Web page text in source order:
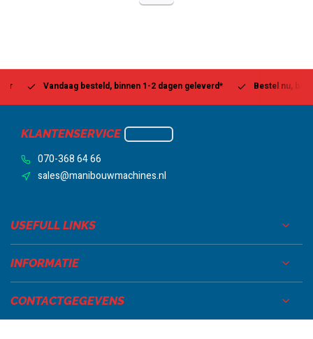
Vandaag besteld, binnen 1-2 dagen geleverd* Bestel nu, betaal
KLANTENSERVICE
070-368 64 66
sales@manibouwmachines.nl
USEFULL LINKS
INFORMATIE
CONTACTGEGEVENS